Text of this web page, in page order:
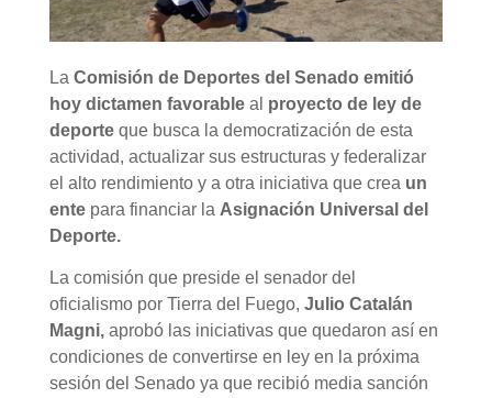
La Comisión de Deportes del Senado emitió
hoy dictamen favorableal proyecto de ley de
deporte que busca la democratización de esta
actividad, actualizar sus estructuras y federalizar
el alto rendimiento y a otra iniciativa que crea un
entepara financiar la Asignación Universal del
Deporte.
La comisión que preside el senador del
oficialismo por Tierra del Fuego, Julio Catalán
Magni, aprobó las iniciativas que quedaron así en
condiciones de convertirse en ley en la próxima
sesión del Senado ya que recibió media sanción